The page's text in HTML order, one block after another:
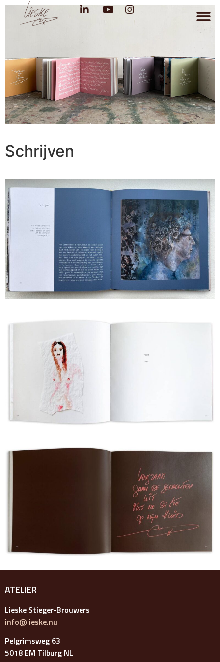
Schrijven
ATELIER
Lieske Stieger-Brouwers
info@lieske.nu
Pelgrimsweg 63
5018 EM Tilburg NL